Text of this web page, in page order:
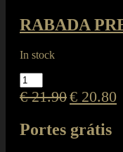
RABADA
In stock
RABADA
PREMIUM
"JACINTO"
€21.90€ 20.80
Portes grátis